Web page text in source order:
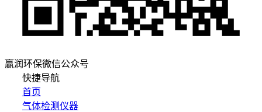
赢润环保微信公众号
快捷导航
首页
气体检测仪器